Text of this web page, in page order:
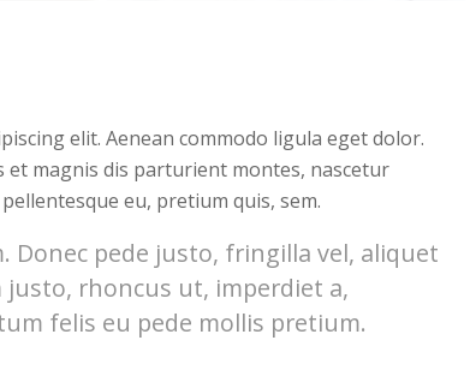
elit. Aenean commodo ligula eget dolor.
et magnis dis parturient montes, nascetur
eu, pretium quis, sem.
Donec pede justo, fringilla vel, aliquet
rhoncus ut, imperdiet a,
felis eu pede mollis pretium.